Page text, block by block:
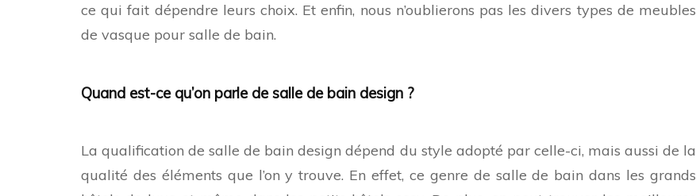
ce qui fait dépendre leurs choix. Et enfin, nous n’oublierons pas les divers types de meubles
de vasque pour salle de bain.
Quand est-ce qu’on parle de salle de bain design ?
La qualification de salle de bain design dépend du style adopté par celle-ci, mais aussi de la
qualité des éléments que l’on y trouve. En effet, ce genre de salle de bain dans les grands